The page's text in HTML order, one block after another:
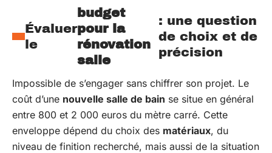
Évaluer
le
budget
pour la
rénovation
salle
: une question
de choix et de
précision
Impossible de s’engager sans chiffrer son projet. Le
coût d’une nouvelle salle de bain se situe en général
entre 800 et 2 000 euros du mètre carré. Cette
enveloppe dépend du choix des matériaux, du
niveau de finition recherché, mais aussi de la situation